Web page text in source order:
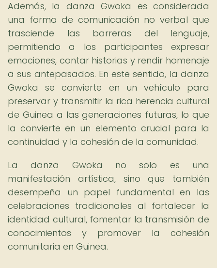
Además, la danza Gwoka es considerada
una forma de comunicación no verbal que
trasciende las barreras del lenguaje,
permitiendo a los participantes expresar
emociones, contar historias y rendir homenaje
a sus antepasados. En este sentido, la danza
Gwoka se convierte en un vehículo para
preservar y transmitir la rica herencia cultural
de Guinea a las generaciones futuras, lo que
la convierte en un elemento crucial para la
continuidad y la cohesión de la comunidad.
La danza Gwoka no solo es una
manifestación artística, sino que también
desempeña un papel fundamental en las
celebraciones tradicionales al fortalecer la
identidad cultural, fomentar la transmisión de
conocimientos y promover la cohesión
comunitaria en Guinea.